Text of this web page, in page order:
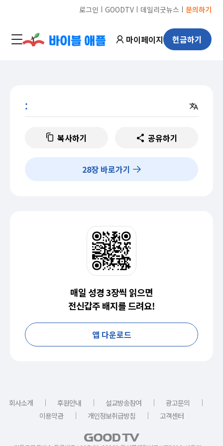
로그인 ㅣ GOODTVㅣ 데일리굿뉴스 ㅣ 문의하기
마이페이지 헌금하기
:
복사하기 공유하기
28장 바로가기
매일 성경 3장씩 읽으면
전신갑주 배지를 드려요!
앱 다운로드
회사소개 ｜ 후원안내 ｜ 설교방송참여 ｜ 광고문의
｜
이용약관
｜ 개인정보취급방침 ｜ 고객센터